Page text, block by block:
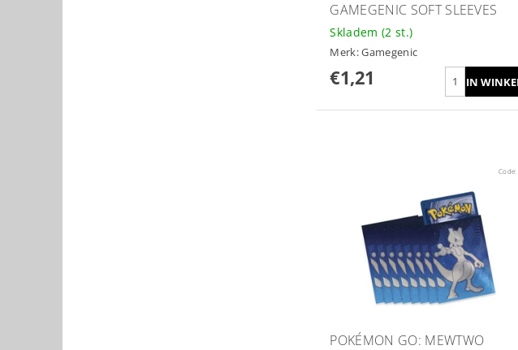
GAMEGENIC SOFT SLEEVES
Skladem (2 st.)
Merk:Gamegenic
€1,21
Code:
POKÉMON GO: MEWTWO